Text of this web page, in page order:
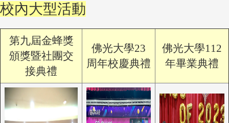
校內大型活動
第九屆金蜂獎
頒獎暨社團交
接典禮
佛光大學23
周年校慶典禮
佛光大學112
年畢業典禮